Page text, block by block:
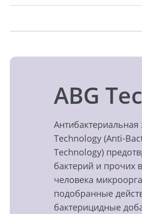
ABG
Антибактериальная
Technology (Anti-
Technology)
бактерий и прочих
человека
подобранные
бактерицидные